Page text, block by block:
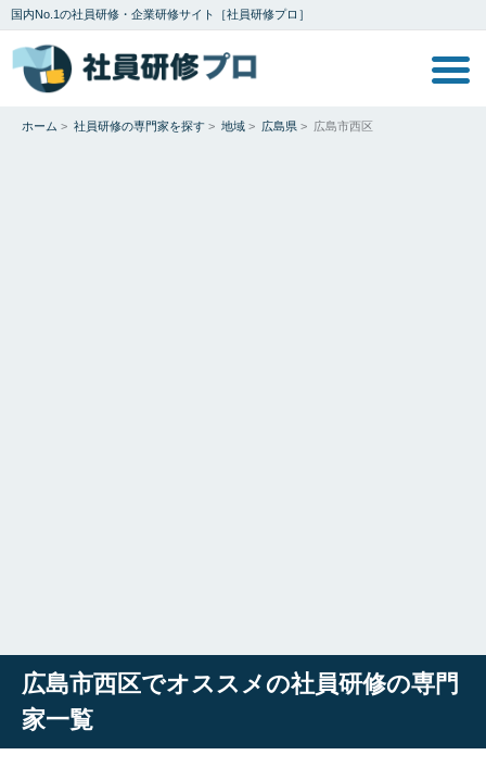
国内No.1の社員研修・企業研修サイト［社員研修プロ］
ホーム > 社員研修の専門家を探す > 地域 > 広島県 > 広島市西区
広島市西区でオススメの社員研修の専門
家一覧